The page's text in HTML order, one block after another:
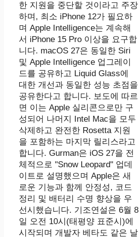
한 지원을 중단할 것이라고 주장
하며, 최소 iPhone 12가 필요하
며 Apple Intelligence는 계속해
서 iPhone 15 Pro 이상을 요구합
니다. macOS 27은 동일한 Siri
및 ‌Apple Intelligence‌ 업그레이
드를 공유하고 Liquid Glass에
대한 개선과 동일한 성능 초점을
공유한다고 합니다. 보도에 따르
면 이는 Apple 실리콘으로만 구
성되어 나머지 Intel Mac을 모두
삭제하고 완전한 Rosetta 지원
을 포함하는 마지막 릴리스라고
합니다. Gurman은 ‌iOS 27‌을 전
체적으로 "Snow Leopard" 업데
이트로 설명했으며 Apple은 새
로운 기능과 함께 안정성, 코드
정리 및 배터리 수명 향상을 우
선시했습니다. 기조연설은 6월 8
일 오전 10시(태평양 표준시)에
시작되며 개발자 베타도 같은 날